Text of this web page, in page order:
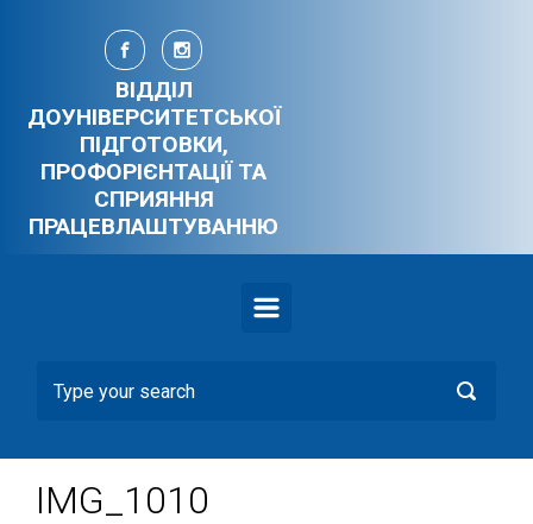
Skip to main content
ВІДДІЛ
ДОУНІВЕРСИТЕТСЬКОЇ
ПІДГОТОВКИ,
ПРОФОРІЄНТАЦІЇ ТА
СПРИЯННЯ
ПРАЦЕВЛАШТУВАННЮ
IMG_1010